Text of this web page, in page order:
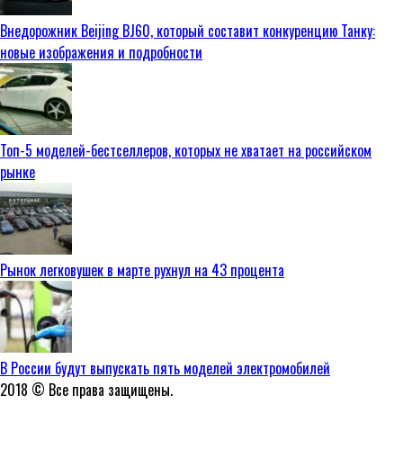
Внедорожник Beijing BJ60, который составит конкуренцию Танку:
новые изображения и подробности
Топ-5 моделей-бестселлеров, которых не хватает на российском
рынке
Рынок легковушек в марте рухнул на 43 процента
В России будут выпускать пять моделей электромобилей
2018 © Все права защищены.